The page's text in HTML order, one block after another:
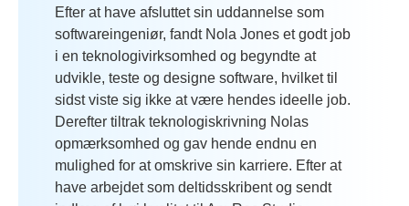
Efter at have afsluttet sin uddannelse som
softwareingeniør, fandt Nola Jones et godt job
i en teknologivirksomhed og begyndte at
udvikle, teste og designe software, hvilket til
sidst viste sig ikke at være hendes ideelle job.
Derefter tiltrak teknologiskrivning Nolas
opmærksomhed og gav hende endnu en
mulighed for at omskrive sin karriere. Efter at
have arbejdet som deltidsskribent og sendt